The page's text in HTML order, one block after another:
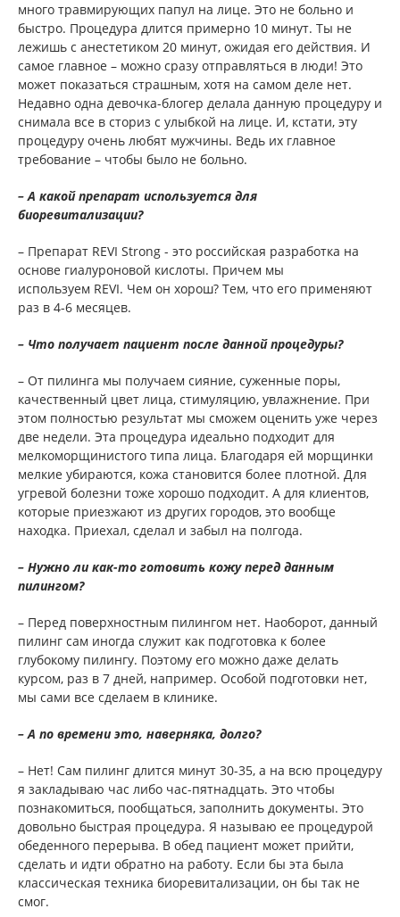
много травмирующих папул на лице. Это не больно и
быстро. Процедура длится примерно 10 минут. Ты не
лежишь с анестетиком 20 минут, ожидая его действия. И
самое главное – можно сразу отправляться в люди! Это
может показаться страшным, хотя на самом деле нет.
Недавно одна девочка-блогер делала данную процедуру и
снимала все в сториз с улыбкой на лице. И, кстати, эту
процедуру очень любят мужчины. Ведь их главное
требование – чтобы было не больно.
– А какой препарат используется для
биоревитализации?
– Препарат REVI Strong - это российская разработка на
основе гиалуроновой кислоты. Причем мы
используем REVI. Чем он хорош? Тем, что его применяют
раз в 4-6 месяцев.
– Что получает пациент после данной процедуры?
– От пилинга мы получаем сияние, суженные поры,
качественный цвет лица, стимуляцию, увлажнение. При
этом полностью результат мы сможем оценить уже через
две недели. Эта процедура идеально подходит для
мелкоморщинистого типа лица. Благодаря ей морщинки
мелкие убираются, кожа становится более плотной. Для
угревой болезни тоже хорошо подходит. А для клиентов,
которые приезжают из других городов, это вообще
находка. Приехал, сделал и забыл на полгода.
– Нужно ли как-то готовить кожу перед данным
пилингом?
– Перед поверхностным пилингом нет. Наоборот, данный
пилинг сам иногда служит как подготовка к более
глубокому пилингу. Поэтому его можно даже делать
курсом, раз в 7 дней, например. Особой подготовки нет,
мы сами все сделаем в клинике.
– А по времени это, наверняка, долго?
– Нет! Сам пилинг длится минут 30-35, а на всю процедуру
я закладываю час либо час-пятнадцать. Это чтобы
познакомиться, пообщаться, заполнить документы. Это
довольно быстрая процедура. Я называю ее процедурой
обеденного перерыва. В обед пациент может прийти,
сделать и идти обратно на работу. Если бы эта была
классическая техника биоревитализации, он бы так не
смог.